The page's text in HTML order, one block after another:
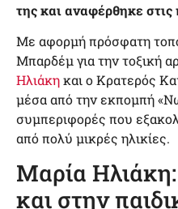
της και αναφέρθηκε στις
Με αφορμή πρόσφατη
Μπαρδέμ για την τοξική
Ηλιάκηκαι ο Κρατερός
μέσα από την εκπομπή
συμπεριφορές που
από πολύ μικρές ηλικίες.
Μαρία
και στην